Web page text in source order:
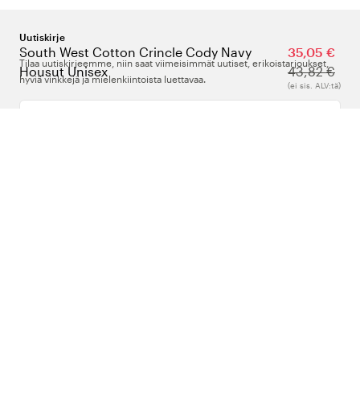
South West Cotton Crincle Cody Navy
Housut Unisex
35,05 €
43,82 €
(ei sis. ALV:tä)
Uutiskirje
Tilaa uutiskirjeemme, niin saat viimeisimmät uutiset, erikoistarjoukset,
hyviä vinkkejä ja mielenkiintoista luettavaa.
Kirjoita sähköpostiosoitteesi